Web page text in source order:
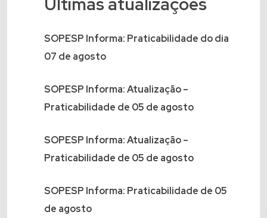
SOPESP Informa: Praticabilidade do dia
07 de agosto
SOPESP Informa: Atualização –
Praticabilidade de 05 de agosto
SOPESP Informa: Atualização –
Praticabilidade de 05 de agosto
SOPESP Informa: Praticabilidade de 05
de agosto